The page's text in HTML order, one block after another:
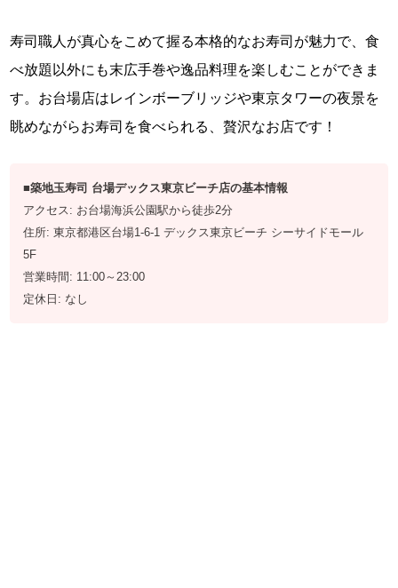
寿司職人が真心をこめて握る本格的なお寿司が魅力で、食
べ放題以外にも末広手巻や逸品料理を楽しむことができま
す。お台場店はレインボーブリッジや東京タワーの夜景を
眺めながらお寿司を食べられる、贅沢なお店です！
■築地玉寿司 台場デックス東京ビーチ店の基本情報
アクセス: お台場海浜公園駅から徒歩2分
住所: 東京都港区台場1-6-1 デックス東京ビーチ シーサイドモール
5F
営業時間: 11:00～23:00
定休日: なし